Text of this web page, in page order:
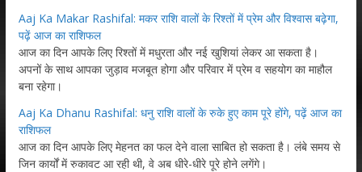
Aaj Ka Makar Rashifal: मकर राशि वालों के रिश्तों में प्रेम और विश्वास बढ़ेगा,
पढ़ें आज का राशिफल
आज का दिन आपके लिए रिश्तों में मधुरता और नई खुशियां लेकर आ सकता है।
अपनों के साथ आपका जुड़ाव मजबूत होगा और परिवार में प्रेम व सहयोग का माहौल
बना रहेगा।
Aaj Ka Dhanu Rashifal: धनु राशि वालों के रुके हुए काम पूरे होंगे, पढ़ें आज का
राशिफल
आज का दिन आपके लिए मेहनत का फल देने वाला साबित हो सकता है। लंबे समय से
जिन कार्यों में रुकावट आ रही थी, वे अब धीरे-धीरे पूरे होने लगेंगे।